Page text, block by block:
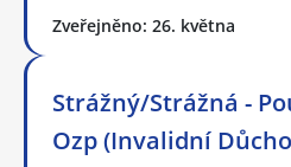
Zveřejněno: 26. května
Strážný/Strážná -
Ozp (Invalidní